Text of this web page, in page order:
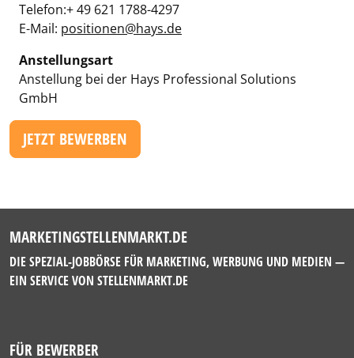
Telefon:+ 49 621 1788-4297
E-Mail: positionen@hays.de
Anstellungsart
Anstellung bei der Hays Professional Solutions
GmbH
JETZT BEWERBEN
MARKETINGSTELLENMARKT.DE
DIE SPEZIAL-JOBBÖRSE FÜR MARKETING, WERBUNG UND MEDIEN —
EIN SERVICE VON STELLENMARKT.DE
FÜR BEWERBER